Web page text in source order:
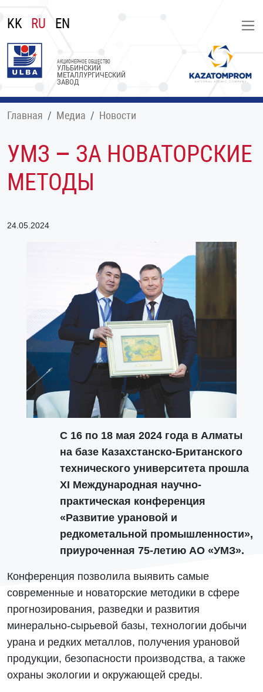
KK RU EN
УЛЬБИНСКИЙ
МЕТАЛЛУРГИЧЕСКИЙ
ЗАВОД
АКЦИОНЕРНОЕ ОБЩЕСТВО
Главная Медиа Новости
УМЗ – ЗА НОВАТОРСКИЕ
МЕТОДЫ
24.05.2024
С 16 по 18 мая 2024 года в Алматы
на базе Казахстанско-Британского
технического университета прошла
ХI Международная научно-
практическая конференция
«Развитие урановой и
редкометальной промышленности»,
приуроченная 75-летию АО «УМЗ».
Конференция позволила выявить самые
современные и новаторские методики в сфере
прогнозирования, разведки и развития
минерально-сырьевой базы, технологии добычи
урана и редких металлов, получения урановой
продукции, безопасности производства, а также
охраны экологии и окружающей среды.